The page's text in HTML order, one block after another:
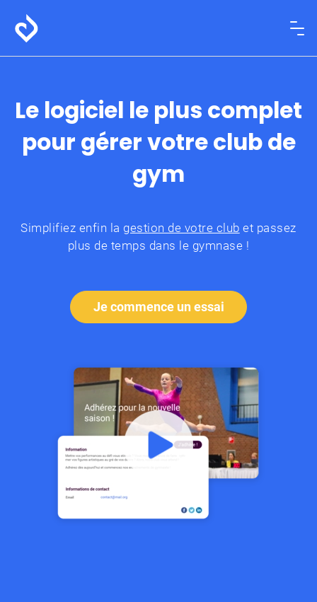
Le logiciel le plus complet
pour gérer votre club de
gym
Simplifiez enfin la gestion de votre club et passez
plus de temps dans le gymnase !
Je commence un essai